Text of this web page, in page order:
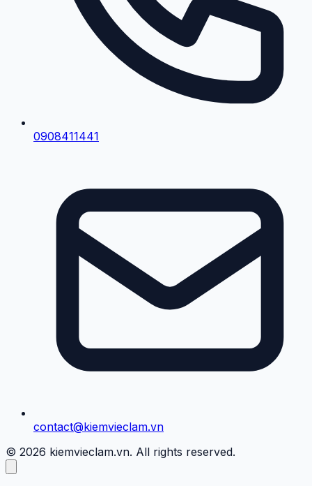
0908411441
contact@kiemvieclam.vn
© 2026 kiemvieclam.vn. All rights reserved.